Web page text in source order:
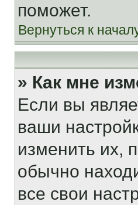
поможет.
Вернуться к
» Как мне
Если вы
ваши
изменить их,
обычно
все свои